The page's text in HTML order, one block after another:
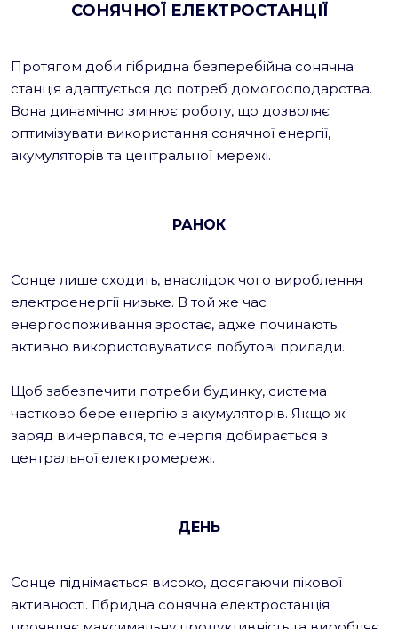
СОНЯЧНОЇ ЕЛЕКТРОСТАНЦІЇ
Протягом доби гібридна безперебійна сонячна
станція адаптується до потреб домогосподарства.
Вона динамічно змінює роботу, що дозволяє
оптимізувати використання сонячної енергії,
акумуляторів та центральної мережі.
РАНОК
Сонце лише сходить, внаслідок чого вироблення
електроенергії низьке. В той же час
енергоспоживання зростає, адже починають
активно використовуватися побутові прилади.
Щоб забезпечити потреби будинку, система
частково бере енергію з акумуляторів. Якщо ж
заряд вичерпався, то енергія добирається з
центральної електромережі.
ДЕНЬ
Сонце піднімається високо, досягаючи пікової
активності. Гібридна сонячна електростанція